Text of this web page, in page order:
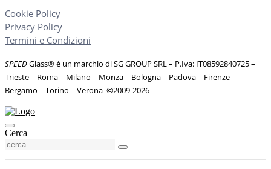
Cookie Policy
Privacy Policy
Termini e Condizioni
SPEEDGlass® è un marchio di SG GROUP SRL – P.Iva: IT08592840725–
Trieste – Roma – Milano – Monza – Bologna – Padova – Firenze –
Bergamo – Torino – Verona ©2009-2026
Cerca